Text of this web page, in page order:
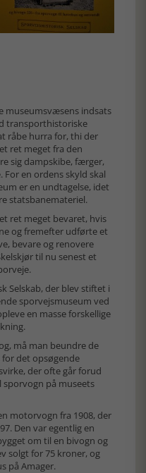
museumsvæsens indsats
transporthistoriske
råbe hurra for, thi der
ret meget fra den
sig dampskibe, færger,
en ordens skyld skal
er en undtagelse, idet
statsbanemateriel.
ret meget bevaret, hvis
og fremefter udførte et
bevare og renovere
til nu senest et
Selskab, der blev stiftet i
sporvejsmuseum ved
en masse forskellige
må man beundre de
det opsøgende
der ofte går forud
på museets
motorvogn fra 1908, der
Den var egentlig en
om til en bivogn og
solgt for 75 kroner, og
på Amager.